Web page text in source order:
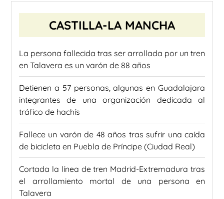
CASTILLA-LA MANCHA
La persona fallecida tras ser arrollada por un tren
en Talavera es un varón de 88 años
Detienen a 57 personas, algunas en Guadalajara
integrantes de una organización dedicada al
tráfico de hachís
Fallece un varón de 48 años tras sufrir una caída
de bicicleta en Puebla de Príncipe (Ciudad Real)
Cortada la línea de tren Madrid-Extremadura tras
el arrollamiento mortal de una persona en
Talavera